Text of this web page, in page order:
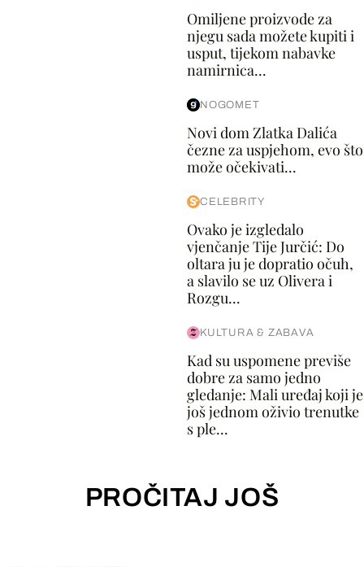
Omiljene proizvode za
njegu sada možete kupiti i
usput, tijekom nabavke
namirnica...
NOGOMET
Novi dom Zlatka Dalića
čezne za uspjehom, evo što
može očekivati...
CELEBRITY
Ovako je izgledalo
vjenčanje Tije Jurčić: Do
oltara ju je dopratio očuh,
a slavilo se uz Olivera i
Rozgu...
KULTURA & ZABAVA
Kad su uspomene previše
dobre za samo jedno
gledanje: Mali uređaj koji je
još jednom oživio trenutke
s ple...
PROČITAJ JOŠ